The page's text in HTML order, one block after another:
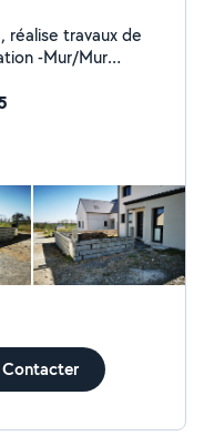
de
-Terrasse -Mur
-Rénovation -
des
Travaux
Contacter